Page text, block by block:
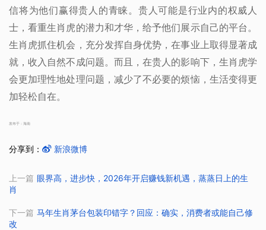
信将为他们赢得贵人的青睐。贵人可能是行业内的权威人
士，看重生肖虎的潜力和才华，给予他们展示自己的平台。
生肖虎抓住机会，充分发挥自身优势，在事业上取得显著成
就，收入自然不成问题。而且，在贵人的影响下，生肖虎学
会更加理性地处理问题，减少了不必要的烦恼，生活变得更
加轻松自在。
发布于：海南
分享到： 新浪微博
上一篇 眼界高，进步快，2026年开启赚钱新机遇，蒸蒸日上的生
肖
下一篇 马年生肖茅台包装印错字？回应：确实，消费者或能自己修
改